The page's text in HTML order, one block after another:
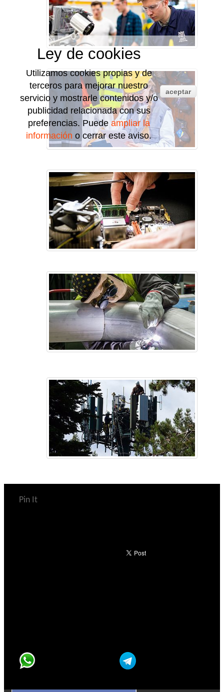
Pin It
Ley de cookies
Utilizamos cookies propias y de
terceros para mejorar nuestro
servicio y mostrarle contenidos y/o
publicidad relacionada con sus
preferencias. Puede ampliar la
información o cerrar este aviso.
aceptar